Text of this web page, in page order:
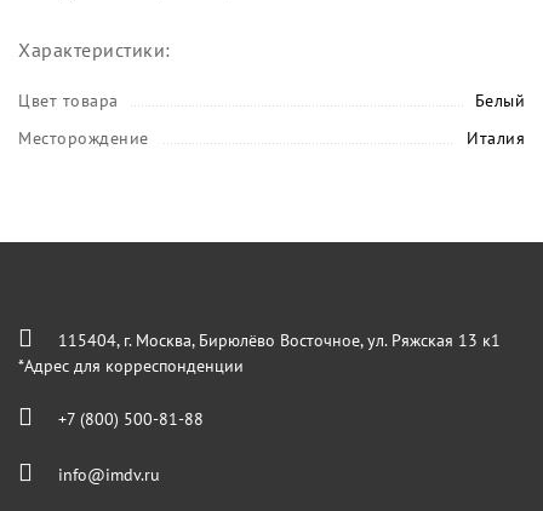
Характеристики:
Цвет товара
Белый
Месторождение
Италия
115404, г. Москва, Бирюлёво Восточное, ул. Ряжская 13 к1
*Адрес для корреспонденции
+7 (800) 500-81-88
info@imdv.ru